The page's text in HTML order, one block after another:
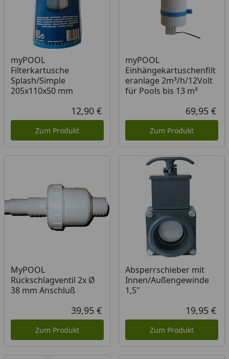
myPOOL
Filterkartusche
Splash/Simple
205x110x50 mm
Aktueller Preis
12,90 €
Zum Produkt
myPOOL
Einhängekartuschenfilt
eranlage 2m³/h/12Volt
für Pools bis 13 m³
69,95 €
Zum Produkt
MyPOOL
Rückschlagventil 2x Ø
38 mm Anschluß
Aktueller Preis
39,95 €
Zum Produkt
Absperrschieber mit
Innen/Außengewinde
1,5"
19,95 €
Zum Produkt